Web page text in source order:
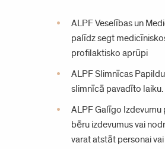
ALPF Veselības un
palīdz segt
profilaktisko aprūpi
ALPF Slimnīcas
slimnīcā pavadīto laiku.
ALPF Galīgo
bēru izdevumus vai
varat atstāt personai